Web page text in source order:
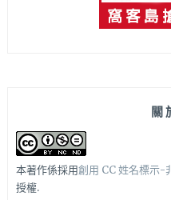
關
本著作係採用創用 CC 姓名標示-
授權.